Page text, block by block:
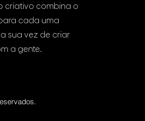
criativo combina o
cada uma
sua vez de criar
a gente.